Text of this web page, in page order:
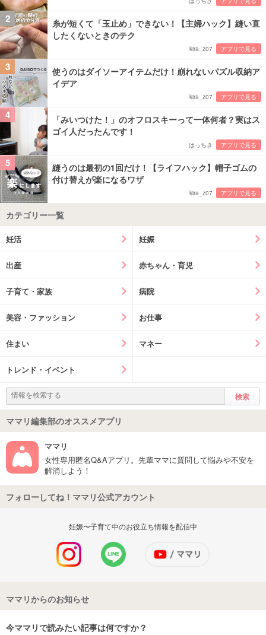
2
糸が短くて「玉止め」できない！【主婦ハック】縫い直
したくないときのテク
kira_z07 アプリで見る
3
使うのはダイソーアイテムだけ！崩れないパズル収納ア
イデア
kira_z07 アプリで見る
4
「みいつけた！」のオフロスキーって一体何者？実はス
ゴイ人だったんです！
はっちき アプリで見る
5
縫うのは最初の1回だけ！【ライフハック】帽子ゴムの
付け替えが楽になるワザ
kira_z07 アプリで見る
カテゴリー一覧
妊活 妊娠
出産 赤ちゃん・育児
子育て・家族 病院
美容・ファッション お仕事
住まい マネー
トレンド・イベント
ママリ編集部のオススメアプリ
ママリ
女性専用匿名Q&Aアプリ。先輩ママに質問して悩みや不安を
解消しよう！
フォローしてね！ママリ公式アカウント
妊娠〜子育て中のお役立ち情報を配信中
ママリからのお知らせ
今ママリで読みたい記事は何ですか？